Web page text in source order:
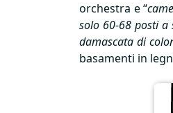
orchestra e “
solo 60-68 posti a
damascata di
basamenti in